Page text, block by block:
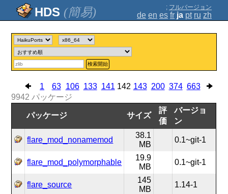
(簡易) ; フルバージョン
de en es fr ja pt ru zh
検索開始
1 63 106 133 141 142 143 200 374 663
9942 パッケージ
パッケージ サイズ
評
価
バージョ
ン
flare_mod_nonamemod
38.1
MB
0.1~git-1
flare_mod_polymorphable
19.9
MB
0.1~git-1
flare_source
145
MB
1.14-1